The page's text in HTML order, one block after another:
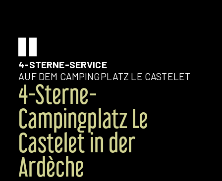
4-STERNE-SERVICE
AUF DEM CAMPINGPLATZ LE CASTELET
4-Sterne-
Campingplatz Le
Castelet in der
Ardèche